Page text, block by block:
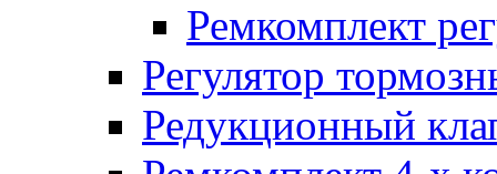
Ремкомплект
Регулятор
Редукционный